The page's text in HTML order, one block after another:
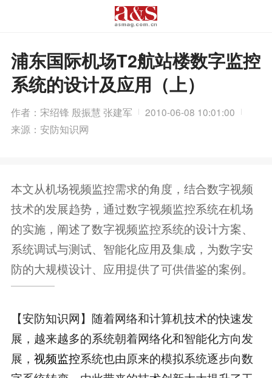
浦东国际机场T2航站楼数字监控
系统的设计及应用（上）
作者：宋绍锋 殷振慧 张建军
2010-06-08 10:01:00
来源：安防知识网
本文从机场视频监控需求的角度，结合数字视频
技术的发展趋势，通过数字视频监控系统在机场
的实施，阐述了数字视频监控系统的设计方案、
系统调试与测试、智能化应用及集成，为数字安
防的大规模设计、应用提供了可供借鉴的案例。
【安防知识网】随着网络和计算机技术的快速发
展，越来越多的系统朝着网络化和智能化方向发
展， 视频监控系统也由原来的模拟系统逐步向数